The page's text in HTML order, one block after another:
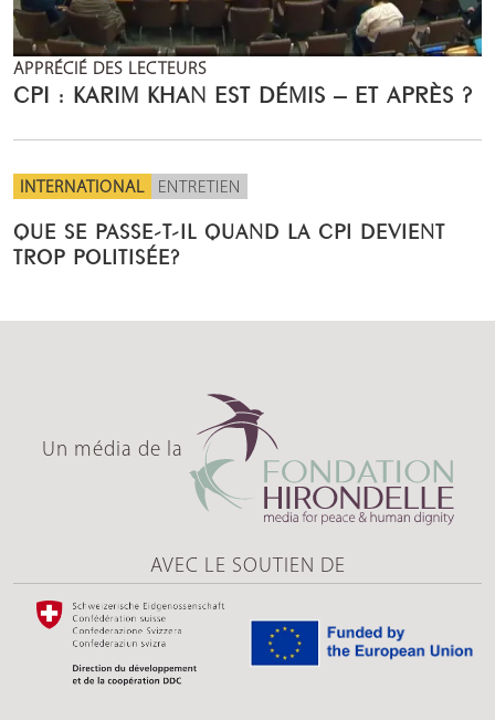
APPRÉCIÉ DES LECTEURS
CPI : KARIM KHAN EST DÉMIS – ET APRÈS ?
INTERNATIONAL ENTRETIEN
QUE SE PASSE-T-IL QUAND LA CPI DEVIENT
TROP POLITISÉE?
Un média de la
AVEC LE SOUTIEN DE